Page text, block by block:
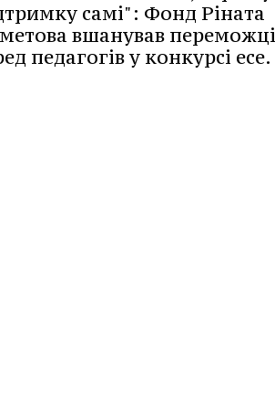
самі": Фонд Ріната
вшанував
педагогів у конкурсі есе.